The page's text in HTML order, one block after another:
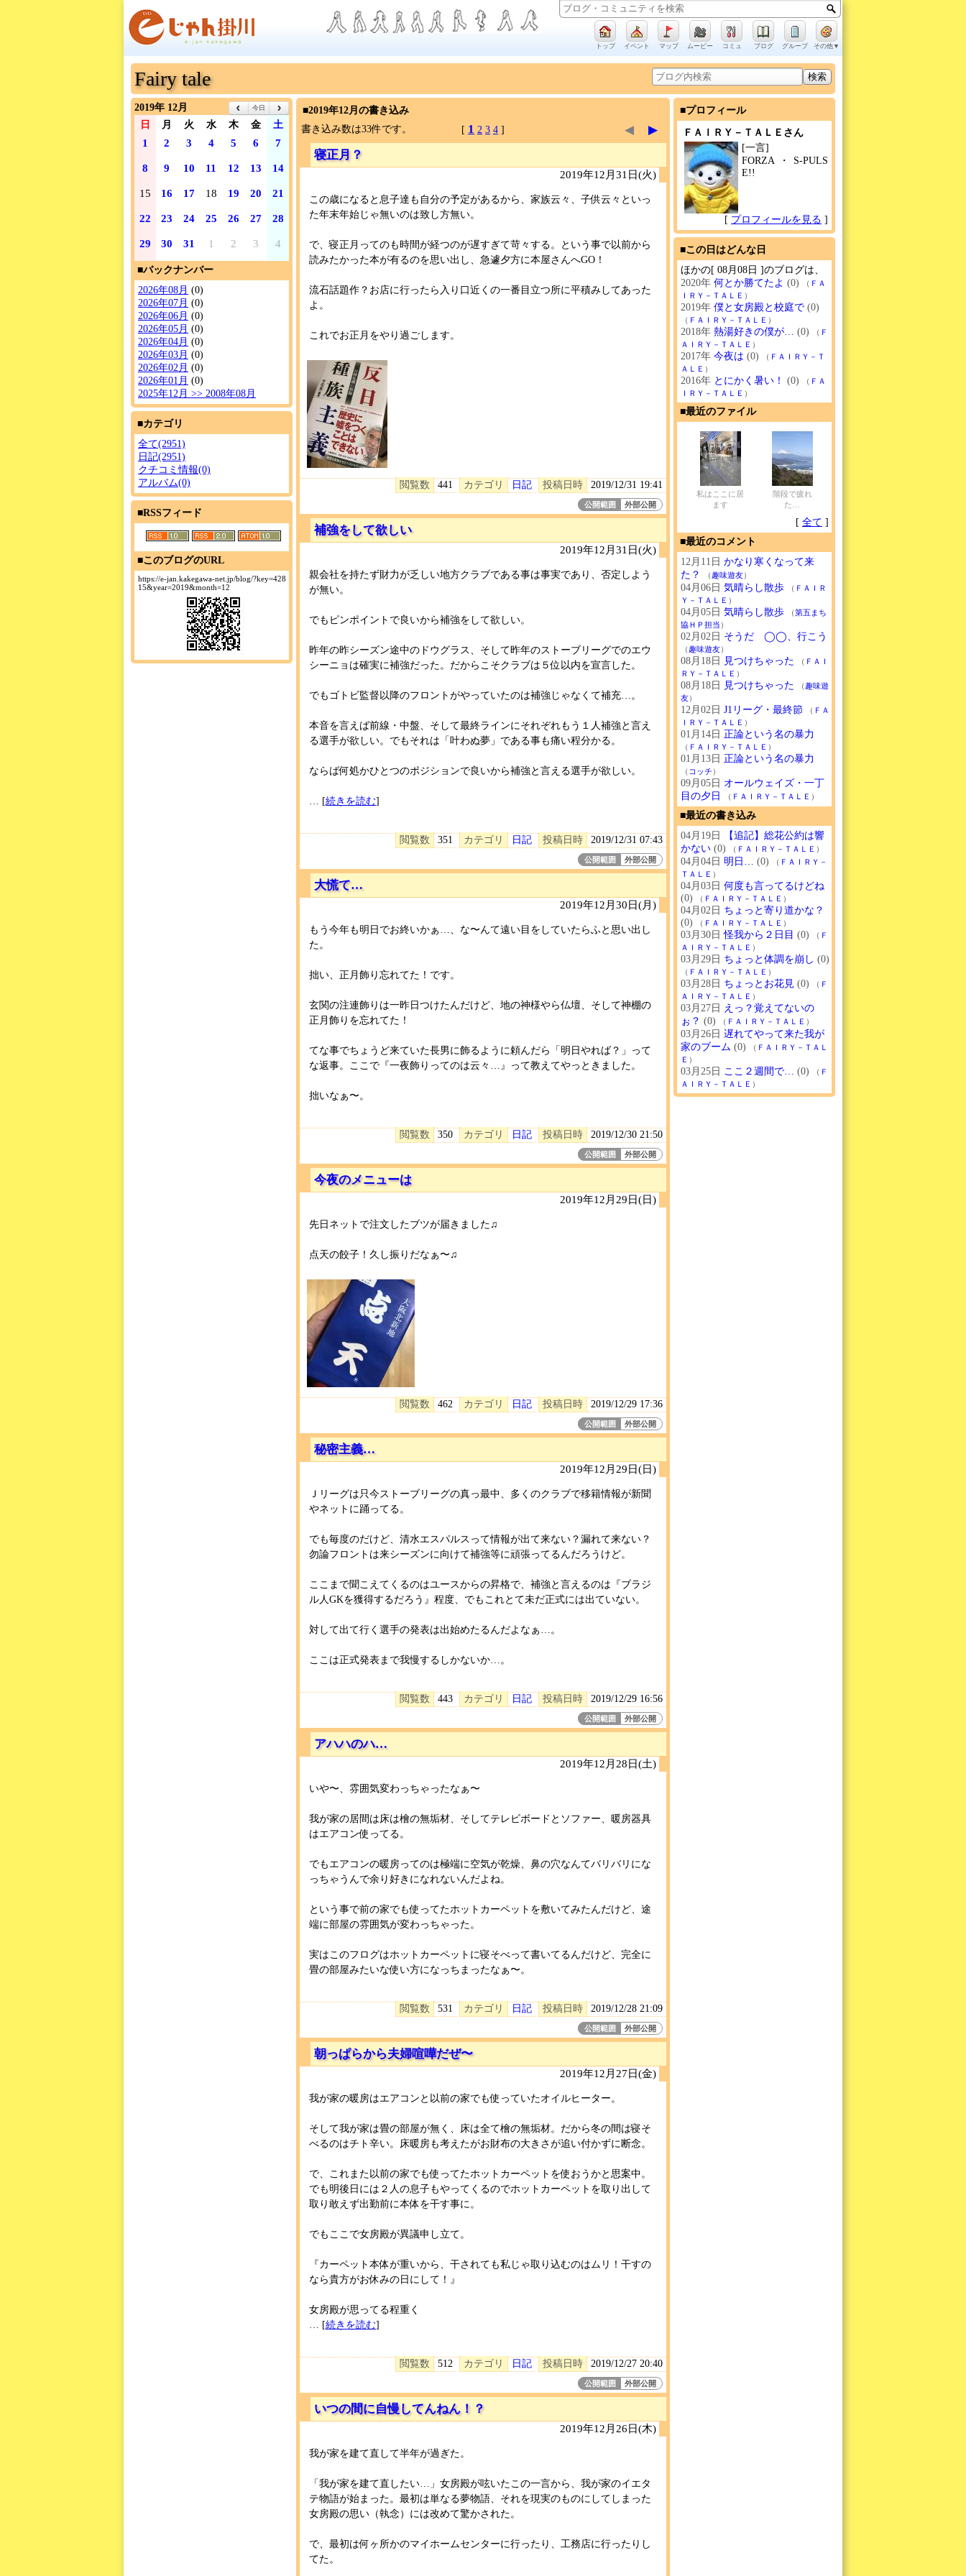
トップ イベント マップ ムービー コミュ ブログ グループ その他▼
Fairy tale
2019年 12月 今日
日 月 火 水 木 金 土
1 2 3 4 5 6 7
8 9 10 11 12 13 14
15 16 17 18 19 20 21
22 23 24 25 26 27 28
29 30 31 1 2 3 4
■バックナンバー
2026年08月 (0)
2026年07月 (0)
2026年06月 (0)
2026年05月 (0)
2026年04月 (0)
2026年03月 (0)
2026年02月 (0)
2026年01月 (0)
2025年12月 >> 2008年08月
■カテゴリ
全て(2951)
日記(2951)
クチコミ情報(0)
アルバム(0)
■RSSフィード
■このブログのURL
https://e-jan.kakegawa-net.jp/blog/?key=428
15&year=2019&month=12
■2019年12月の書き込み
書き込み数は33件です。
[ 1 2 3 4 ] ◀
▶
寝正月？
2019年12月31日(火)
この歳になると息子達も自分の予定があるから、家族云々、子供云々といっ
た年末年始じゃ無いのは致し方無い。
で、寝正月ってのも時間が経つのが遅すぎて苛々する。という事で以前から
読みたかった本が有るのを思い出し、急遽夕方に本屋さんへGO！
流石話題作？お店に行ったら入り口近くの一番目立つ所に平積みしてあった
よ。
これでお正月をやり過ごします。
閲覧数 441 カテゴリ 日記 投稿日時 2019/12/31 19:41
公開範囲 外部公開
補強をして欲しい
2019年12月31日(火)
親会社を持たず財力が乏しい地方クラブである事は事実であり、否定しよう
が無い。
でもピンポイントで良いから補強をして欲しい。
昨年の昨シーズン途中のドウグラス、そして昨年のストーブリーグでのエウ
シーニョは確実に補強だった。だからこそクラブは５位以内を宣言した。
でもゴトビ監督以降のフロントがやっていたのは補強じゃなくて補充…。
本音を言えば前線・中盤、そして最終ラインにそれぞれもう１人補強と言え
る選手が欲しい。でもそれは「叶わぬ夢」である事も痛い程分かる。
ならば何処かひとつのポジションで良いから補強と言える選手が欲しい。
… [続きを読む]
閲覧数 351 カテゴリ 日記 投稿日時 2019/12/31 07:43
公開範囲 外部公開
大慌て…
2019年12月30日(月)
もう今年も明日でお終いかぁ…、な〜んて遠い目をしていたらふと思い出し
た。
拙い、正月飾り忘れてた！です。
玄関の注連飾りは一昨日つけたんだけど、地の神様やら仏壇、そして神棚の
正月飾りを忘れてた！
てな事でちょうど来ていた長男に飾るように頼んだら「明日やれば？」って
な返事。ここで『一夜飾りってのは云々…』って教えてやっときました。
拙いなぁ〜。
閲覧数 350 カテゴリ 日記 投稿日時 2019/12/30 21:50
公開範囲 外部公開
今夜のメニューは
2019年12月29日(日)
先日ネットで注文したブツが届きました♫
点天の餃子！久し振りだなぁ〜♫
閲覧数 462 カテゴリ 日記 投稿日時 2019/12/29 17:36
公開範囲 外部公開
秘密主義…
2019年12月29日(日)
Ｊリーグは只今ストーブリーグの真っ最中、多くのクラブで移籍情報が新聞
やネットに踊ってる。
でも毎度のだけど、清水エスパルスって情報が出て来ない？漏れて来ない？
勿論フロントは来シーズンに向けて補強等に頑張ってるんだろうけど。
ここまで聞こえてくるのはユースからの昇格で、補強と言えるのは『ブラジ
ル人GKを獲得するだろう』程度、でもこれとて未だ正式には出ていない。
対して出て行く選手の発表は出始めたるんだよなぁ…。
ここは正式発表まで我慢するしかないか…。
閲覧数 443 カテゴリ 日記 投稿日時 2019/12/29 16:56
公開範囲 外部公開
アハハのハ…
2019年12月28日(土)
いや〜、雰囲気変わっちゃったなぁ〜
我が家の居間は床は檜の無垢材、そしてテレビボードとソファー、暖房器具
はエアコン使ってる。
でもエアコンの暖房ってのは極端に空気が乾燥、鼻の穴なんてバリバリにな
っちゃうんで余り好きになれないんだよね。
という事で前の家でも使ってたホットカーペットを敷いてみたんだけど、途
端に部屋の雰囲気が変わっちゃった。
実はこのフログはホットカーペットに寝そべって書いてるんだけど、完全に
畳の部屋みたいな使い方になっちまったなぁ〜。
閲覧数 531 カテゴリ 日記 投稿日時 2019/12/28 21:09
公開範囲 外部公開
朝っぱらから夫婦喧嘩だぜ〜
2019年12月27日(金)
我が家の暖房はエアコンと以前の家でも使っていたオイルヒーター。
そして我が家は畳の部屋が無く、床は全て檜の無垢材。だから冬の間は寝そ
べるのはチト辛い。床暖房も考えたがお財布の大きさが追い付かずに断念。
で、これまた以前の家でも使ってたホットカーペットを使おうかと思案中。
でも明後日には２人の息子もやってくるのでホットカーペットを取り出して
取り敢えず出勤前に本体を干す事に。
でもここで女房殿が異議申し立て。
『カーペット本体が重いから、干されても私じゃ取り込むのはムリ！干すの
なら貴方がお休みの日にして！』
女房殿が思ってる程重く
… [続きを読む]
閲覧数 512 カテゴリ 日記 投稿日時 2019/12/27 20:40
公開範囲 外部公開
いつの間に自慢してんねん！？
2019年12月26日(木)
我が家を建て直して半年が過ぎた。
「我が家を建て直したい…」女房殿が呟いたこの一言から、我が家のイエタ
テ物語が始まった。最初は単なる夢物語、それを現実のものにしてしまった
女房殿の思い（執念）には改めて驚かされた。
で、最初は何ヶ所かのマイホームセンターに行ったり、工務店に行ったりし
てた。
■プロフィール
ＦＡＩＲＹ－ＴＡＬＥさん
[一言]
FORZA・S-PULS
E!!
[ プロフィールを見る ]
■この日はどんな日
ほかの[ 08月08日 ]のブログは、
2020年 何とか勝てたよ (0) （ ＦＡ
ＩＲＹ－ＴＡＬＥ ）
2019年 僕と女房殿と校庭で (0)
（ ＦＡＩＲＹ－ＴＡＬＥ ）
2018年 熱湯好きの僕が… (0) （ Ｆ
ＡＩＲＹ－ＴＡＬＥ ）
2017年 今夜は (0) （ ＦＡＩＲＹ－Ｔ
ＡＬＥ ）
2016年 とにかく暑い！ (0) （ ＦＡ
ＩＲＹ－ＴＡＬＥ ）
■最近のファイル
私はここに居
ます
階段で疲れ
た…
[ 全て ]
■最近のコメント
12月11日 かなり寒くなって来
た？
（趣味遊友）
04月06日 気晴らし散歩 （ ＦＡＩＲ
Ｙ－ＴＡＬＥ ）
04月05日 気晴らし散歩 （第五まち
協ＨＰ担当 ）
02月02日 そうだ ◯◯、行こう
（趣味遊友）
08月18日 見つけちゃった （ ＦＡＩ
ＲＹ－ＴＡＬＥ ）
08月18日 見つけちゃった （趣味遊
友）
12月02日 J1リーグ・最終節 （ ＦＡ
ＩＲＹ－ＴＡＬＥ ）
01月14日 正論という名の暴力
（ ＦＡＩＲＹ－ＴＡＬＥ ）
01月13日 正論という名の暴力
（ コッチ ）
09月05日 オールウェイズ・一丁
目の夕日
（ ＦＡＩＲＹ－ＴＡＬＥ ）
■最近の書き込み
04月19日
【追記】総花公約は響
かない (0) （ ＦＡＩＲＹ－ＴＡＬＥ ）
04月04日 明日… (0) （ ＦＡＩＲＹ－
ＴＡＬＥ ）
04月03日 何度も言ってるけどね
(0)
（ ＦＡＩＲＹ－ＴＡＬＥ ）
04月02日 ちょっと寄り道かな？
(0)
（ ＦＡＩＲＹ－ＴＡＬＥ ）
03月30日 怪我から２日目 (0) （ Ｆ
ＡＩＲＹ－ＴＡＬＥ ）
03月29日 ちょっと体調を崩し (0)
（ ＦＡＩＲＹ－ＴＡＬＥ ）
03月28日 ちょっとお花見 (0) （ Ｆ
ＡＩＲＹ－ＴＡＬＥ ）
03月27日 えっ？覚えてないの
ぉ？ (0) （ ＦＡＩＲＹ－ＴＡＬＥ ）
03月26日 遅れてやって来た我が
家のブーム (0) （ ＦＡＩＲＹ－ＴＡＬ
Ｅ ）
03月25日 ここ２週間で… (0) （ Ｆ
ＡＩＲＹ－ＴＡＬＥ ）